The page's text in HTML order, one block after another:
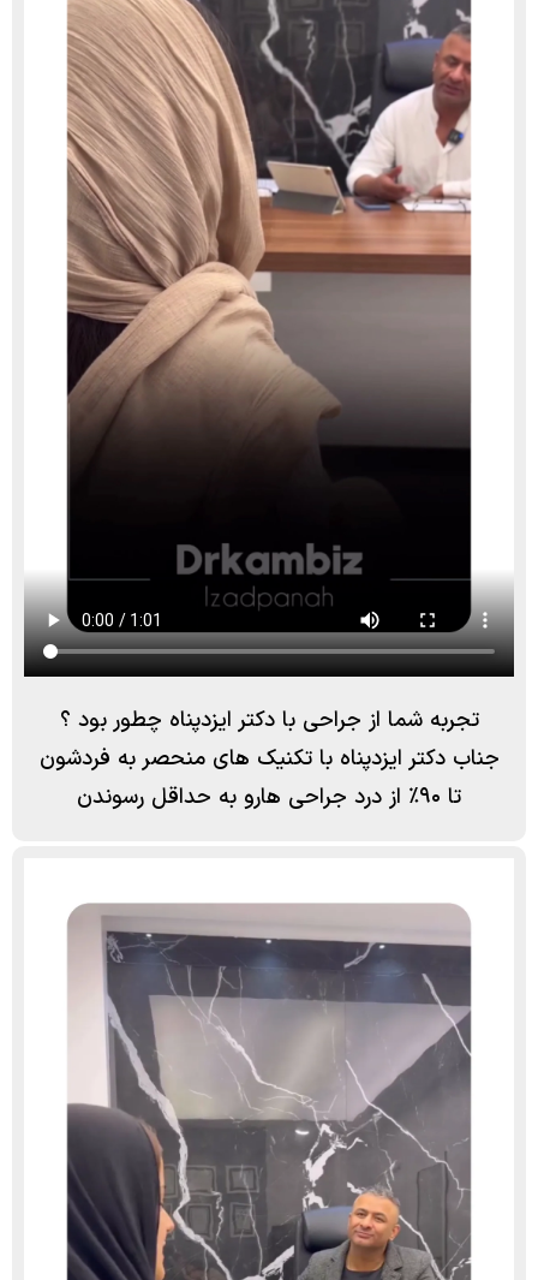
تجربه شما از جراحی با دکتر ایزدپناه چطور بود ؟
جناب دکتر ایزدپناه با تکنیک های منحصر به فردشون
تا ۹۰٪ از درد جراحی هارو به حداقل رسوندن